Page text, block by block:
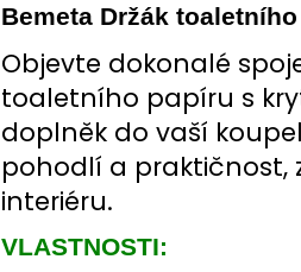
Bemeta Držák
Objevte dokonalé
toaletního papíru s
doplněk do vaší
pohodlí a praktičnost,
interiéru.
VLASTNOSTI: